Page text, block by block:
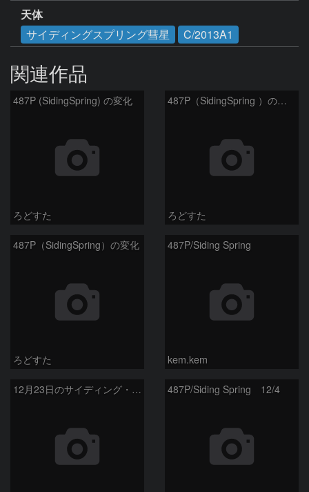
天体
サイディングスプリング彗星
C/2013A1
関連作品
487P (SidingSpring) の変化
ろどすた
487P（SidingSpring ）の変化
ろどすた
487P（SidingSpring）の変化
ろどすた
487P/Siding Spring
kem.kem
12月23日のサイディング・スプリング彗星 487P/Siding Spring 12/4